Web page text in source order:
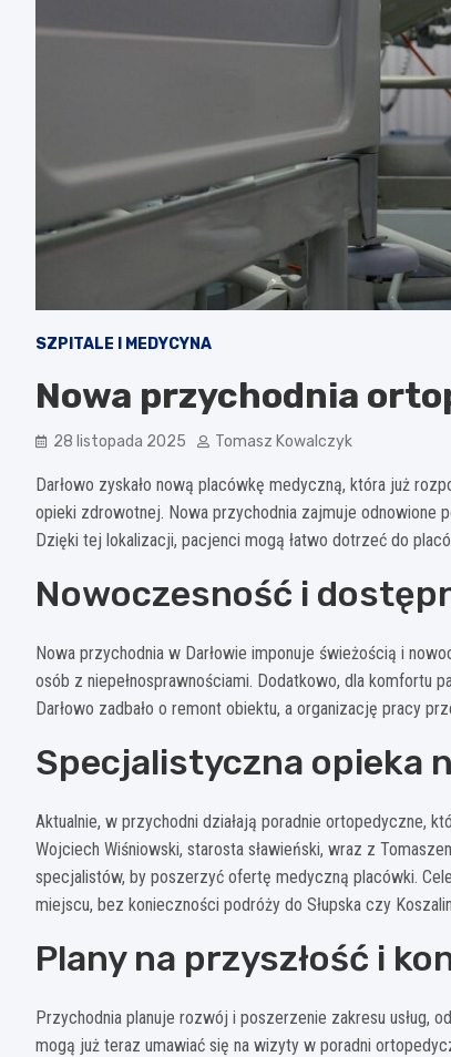
SZPITALE I MEDYCYNA
Nowa przychodnia
28 listopada 2025 Tomasz Kowalczyk
Darłowo zyskało nową placówkę medyczną, która już
opieki zdrowotnej. Nowa przychodnia zajmuje odnowione
Dzięki tej lokalizacji, pacjenci mogą łatwo dotrzeć do
Nowoczesność i
Nowa przychodnia w Darłowie imponuje świeżością i
osób z niepełnosprawnościami. Dodatkowo, dla komfortu
Darłowo zadbało o remont obiektu, a organizację pracy
Specjalistyczna opieka
Aktualnie, w przychodni działają poradnie ortopedyczne,
Wojciech Wiśniowski, starosta sławieński, wraz z
specjalistów, by poszerzyć ofertę medyczną placówki.
miejscu, bez konieczności podróży do Słupska czy
Plany na przyszłość i
Przychodnia planuje rozwój i poszerzenie zakresu usług,
mogą już teraz umawiać się na wizyty w poradni